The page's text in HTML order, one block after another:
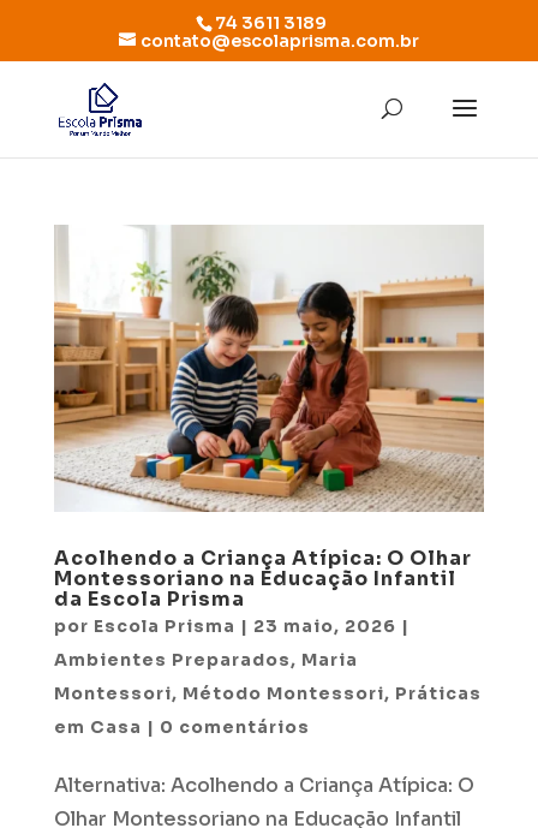
74 3611 3189
contato@escolaprisma.com.br
Acolhendo a Criança Atípica: O Olhar
Montessoriano na Educação Infantil
da Escola Prisma
por Escola Prisma | 23 maio, 2026 |
Ambientes Preparados, Maria
Montessori, Método Montessori, Práticas
em Casa | 0 comentários
Alternativa: Acolhendo a Criança Atípica: O
Olhar Montessoriano na Educação Infantil